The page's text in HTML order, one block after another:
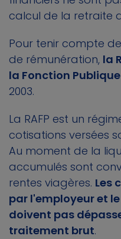
calcul de la retraite
Pour tenir compte
de rémunération, la
la Fonction Publique
2003.
La RAFP est un
cotisations versées
Au moment de la
accumulés sont
rentes viagères. Les
par l'employeur et
doivent pas
traitement brut.